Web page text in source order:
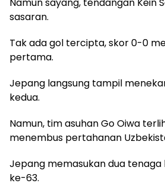
sasaran.
Tak ada gol tercipta, skor 0-0
pertama.
Jepang langsung tampil
kedua.
Namun, tim asuhan Go Oiwa
menembus pertahanan
Jepang memasukan dua
ke-63.